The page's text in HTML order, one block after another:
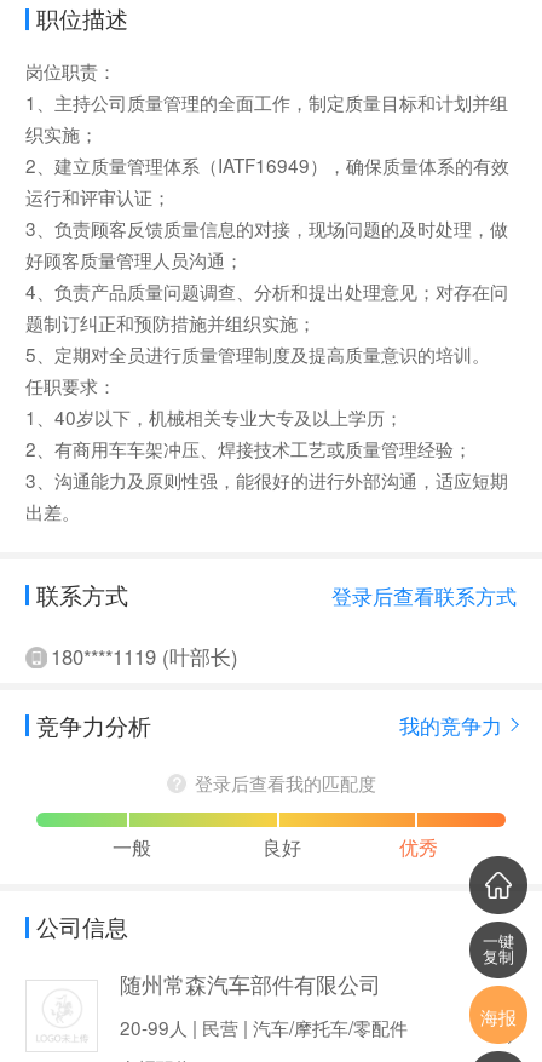
职位描述
岗位职责：
1、主持公司质量管理的全面工作，制定质量目标和计划并组
织实施；
2、建立质量管理体系（IATF16949），确保质量体系的有效
运行和评审认证；
3、负责顾客反馈质量信息的对接，现场问题的及时处理，做
好顾客质量管理人员沟通；
4、负责产品质量问题调查、分析和提出处理意见；对存在问
题制订纠正和预防措施并组织实施；
5、定期对全员进行质量管理制度及提高质量意识的培训。
任职要求：
1、40岁以下，机械相关专业大专及以上学历；
2、有商用车车架冲压、焊接技术工艺或质量管理经验；
3、沟通能力及原则性强，能很好的进行外部沟通，适应短期
出差。
联系方式 登录后查看联系方式
180****1119 (叶部长)
竞争力分析 我的竞争力
登录后查看我的匹配度
一般 良好 优秀
公司信息
随州常森汽车部件有限公司
20-99人 | 民营 | 汽车/摩托车/零配件
一键
复制
海报